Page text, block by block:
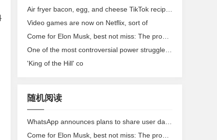
Air fryer bacon, egg, and cheese TikTok recipe is no
Video games are now on Netflix, sort of
Come for Elon Musk, best not miss: The problem with 'Muskism'
One of the most controversial power struggles in media comes to a close
'King of the Hill' co
随机阅读
Come for Elon Musk, best not miss: The problem with 'Muskism'